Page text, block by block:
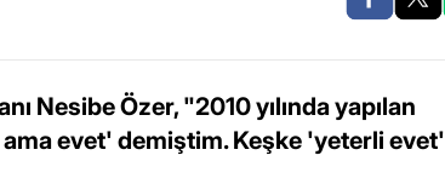
Nesibe Özer, "2010 yılında yapılan
evet' demiştim. Keşke 'yeterli evet'